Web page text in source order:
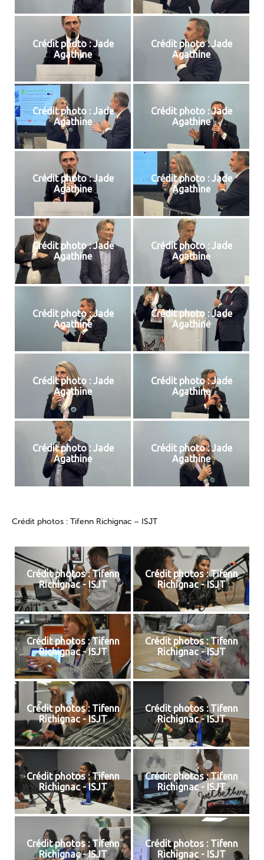
Crédit photo : Jade
Agathine
Crédit photo : Jade
Agathine
Crédit photo : Jade
Agathine
Crédit photo : Jade
Agathine
Crédit photo : Jade
Agathine
Crédit photo : Jade
Agathine
Crédit photo : Jade
Agathine
Crédit photo : Jade
Agathine
Crédit photo : Jade
Agathine
Crédit photo : Jade
Agathine
Crédit photo : Jade
Agathine
Crédit photo : Jade
Agathine
Crédit photo : Jade
Agathine
Crédit photo : Jade
Agathine
Crédit photos : Tifenn Richignac – ISJT
Crédit photos : Tifenn
Richignac - ISJT
Crédit photos : Tifenn
Richignac - ISJT
Crédit photos : Tifenn
Richignac - ISJT
Crédit photos : Tifenn
Richignac - ISJT
Crédit photos : Tifenn
Richignac - ISJT
Crédit photos : Tifenn
Richignac - ISJT
Crédit photos : Tifenn
Richignac - ISJT
Crédit photos : Tifenn
Richignac - ISJT
Crédit photos : Tifenn
Richignac - ISJT
Crédit photos : Tifenn
Richignac - ISJT